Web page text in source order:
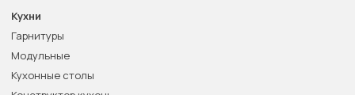
Кухни
Гарнитуры
Модульные
Кухонные столы